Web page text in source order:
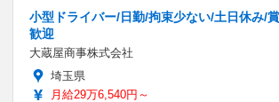
小型ドライバー/日勤/拘束少ない/土日休み/
歓迎
大蔵屋商事株式会社
埼玉県
月給29万6,540円～